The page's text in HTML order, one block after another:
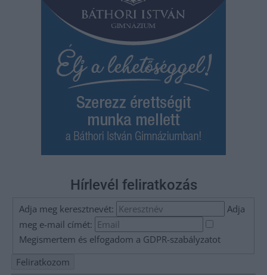
Hírlevél feliratkozás
Adja meg keresztnevét:
Adja
meg e-mail címét:
Megismertem és elfogadom a GDPR-szabályzatot